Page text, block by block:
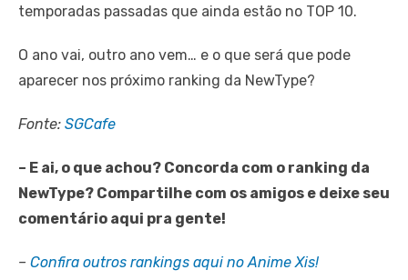
temporadas passadas que ainda estão no TOP 10.
O ano vai, outro ano vem… e o que será que pode
aparecer nos próximo ranking da NewType?
Fonte: SGCafe
– E ai, o que achou? Concorda com o ranking da
NewType? Compartilhe com os amigos e deixe seu
comentário aqui pra gente!
– Confira outros rankings aqui no Anime Xis!